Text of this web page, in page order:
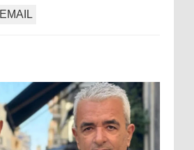
EMAIL